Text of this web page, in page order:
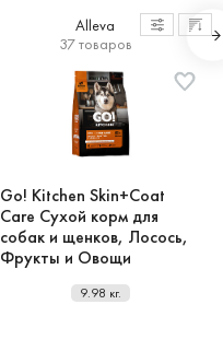
Alleva
37 товаров
Go! Kitchen Skin+Coat
Care Сухой корм для
собак и щенков, Лосось,
Фрукты и Овощи
9.98 кг.